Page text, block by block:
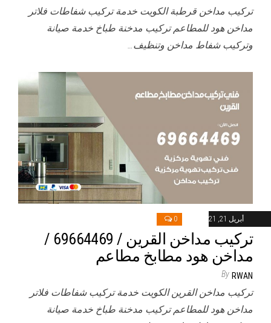
تركيب مداخن قرطبة الكويت خدمة تركيب شفاطات فلاتر
مداخن هود للمطاعم تركيب مدخنة طباخ خدمة صيانة
وتركيب شفاط مداخن وتنظيف…
أبريل 21, 2021 0
تركيب مداخن القرين / 69664469 /
مداخن هود مطابخ مطاعم
By RWAN
تركيب مداخن القرين الكويت خدمة تركيب شفاطات فلاتر
مداخن هود للمطاعم تركيب مدخنة طباخ خدمة صيانة